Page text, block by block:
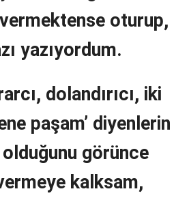
oturup,
yazıyordum.
dolandırıcı, iki
paşam’ diyenlerin
görünce
kalksam,